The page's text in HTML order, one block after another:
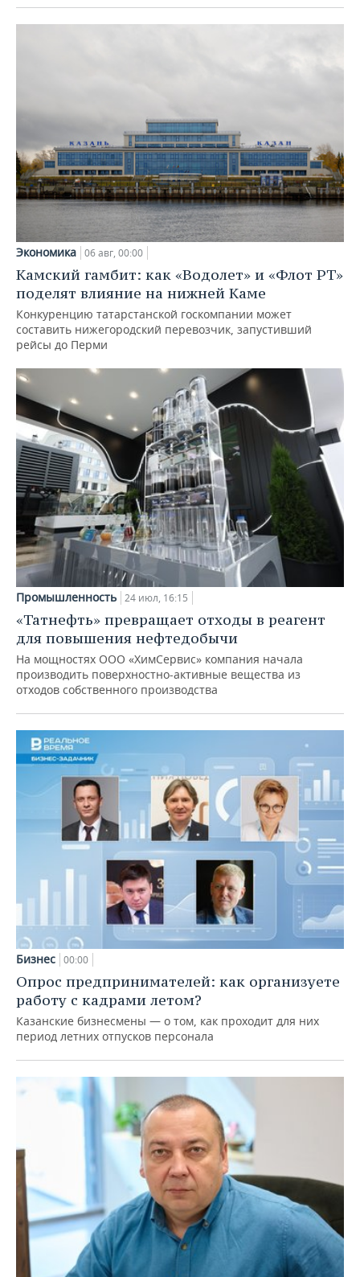
Экономика 06 авг, 00:00
Камский гамбит: как «Водолет» и «Флот РТ»
поделят влияние на нижней Каме
Конкуренцию татарстанской госкомпании может
составить нижегородский перевозчик, запустивший
рейсы до Перми
Промышленность 24 июл, 16:15
«Татнефть» превращает отходы в реагент
для повышения нефтедобычи
На мощностях ООО «ХимСервис» компания начала
производить поверхностно-активные вещества из
отходов собственного производства
Бизнес 00:00
Опрос предпринимателей: как организуете
работу с кадрами летом?
Казанские бизнесмены — о том, как проходит для них
период летних отпусков персонала